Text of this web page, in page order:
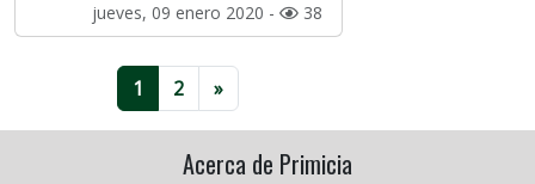
jueves, 09 enero 2020 - 38
1 2 »
Acerca de Primicia